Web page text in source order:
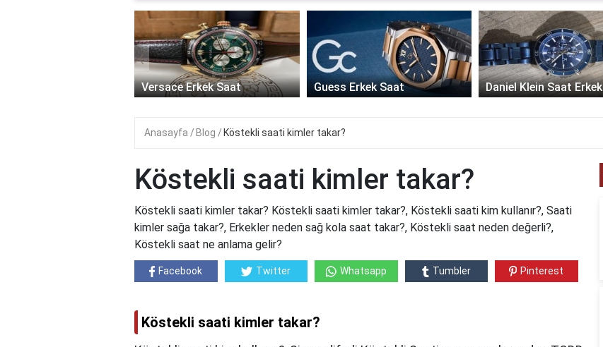
Versace Erkek Saat Guess Erkek Saat Daniel Klein Saat Erkek
‹
Anasayfa Blog Köstekli saati kimler takar?
Köstekli saati kimler takar?
Köstekli saati kimler takar? Köstekli saati kimler takar?, Köstekli saati kim kullanır?, Saati
kimler sağa takar?, Erkekler neden sağ kola saat takar?, Köstekli saat neden değerli?,
Köstekli saat ne anlama gelir?
Facebook Twitter Whatsapp Tumbler Pinterest
Köstekli saati kimler takar?